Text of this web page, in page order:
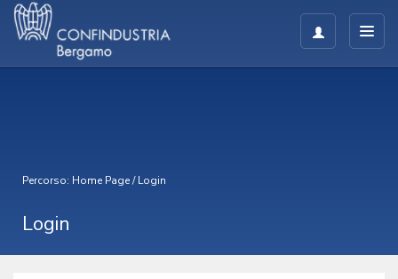
Percorso: Home Page/Login
Login